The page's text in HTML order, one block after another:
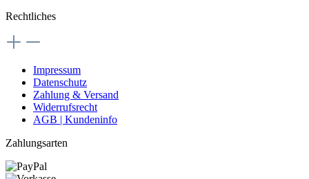
Rechtliches
Impressum
Datenschutz
Zahlung & Versand
Widerrufsrecht
AGB | Kundeninfo
Zahlungsarten